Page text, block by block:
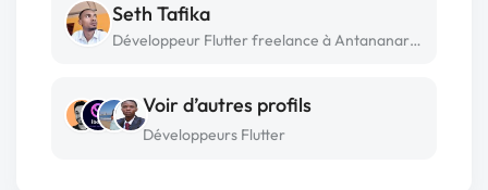
Seth Tafika
Développeur Flutter freelance à Antananarivo
Voir d’autres profils
Développeurs Flutter